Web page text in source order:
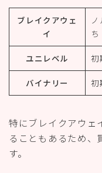
ブレイクアウェ
イ
ち
ユニレベル 初
バイナリー 初
特にブレイクアウェ
ることもあるため、
す。